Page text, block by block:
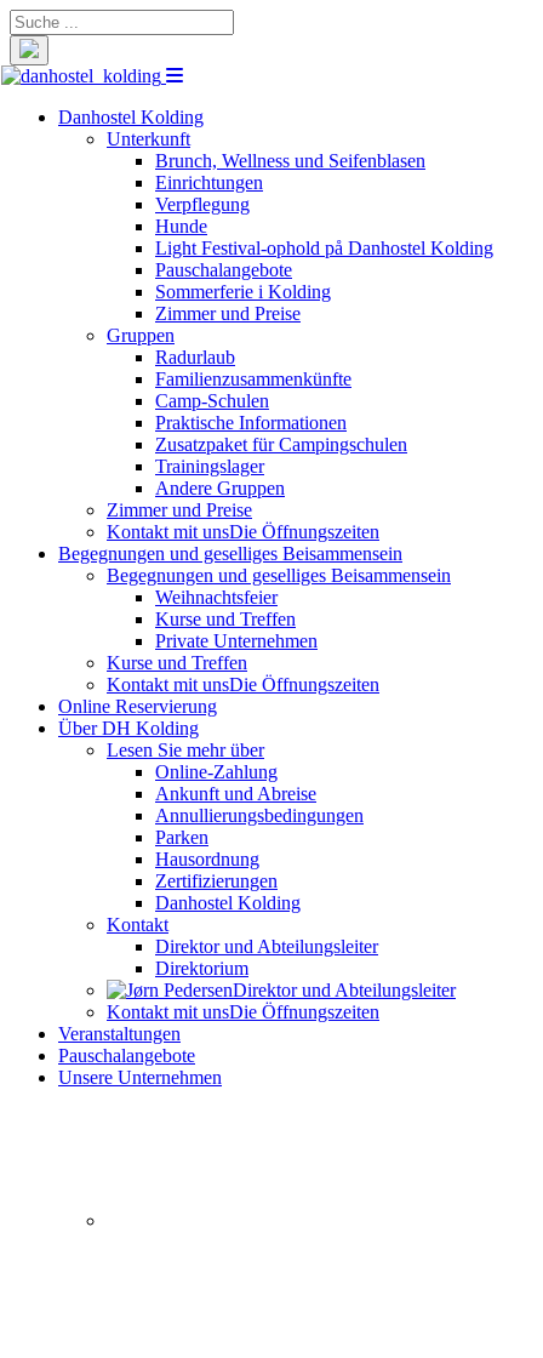
Suche
nach:
Danhostel Kolding
Unterkunft
Brunch, Wellness und Seifenblasen
Einrichtungen
Verpflegung
Hunde
Light Festival-ophold på Danhostel Kolding
Pauschalangebote
Sommerferie i Kolding
Zimmer und Preise
Gruppen
Radurlaub
Familienzusammenkünfte
Camp-Schulen
Praktische Informationen
Zusatzpaket für Campingschulen
Trainingslager
Andere Gruppen
Zimmer und Preise
Kontakt mit unsDie Öffnungszeiten
Begegnungen und geselliges Beisammensein
Begegnungen und geselliges Beisammensein
Weihnachtsfeier
Kurse und Treffen
Private Unternehmen
Kurse und Treffen
Kontakt mit unsDie Öffnungszeiten
Online Reservierung
Über DH Kolding
Lesen Sie mehr über
Online-Zahlung
Ankunft und Abreise
Annullierungsbedingungen
Parken
Hausordnung
Zertifizierungen
Danhostel Kolding
Kontakt
Direktor und Abteilungsleiter
Direktorium
Direktor und Abteilungsleiter
Kontakt mit unsDie Öffnungszeiten
Veranstaltungen
Pauschalangebote
Unsere Unternehmen